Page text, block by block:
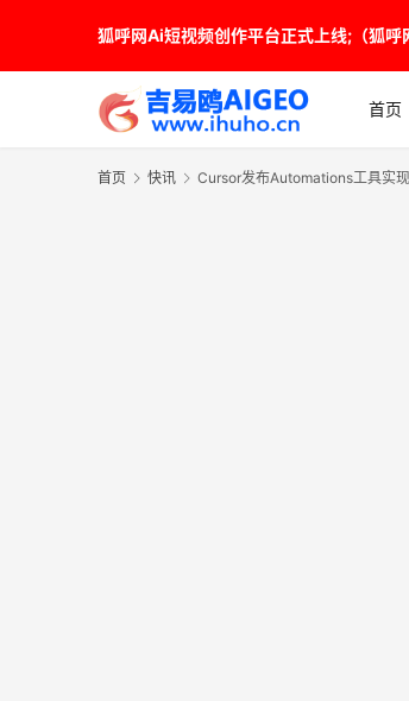
狐呼网Ai短视频创作平台正式上线;（狐
首页
首页 快讯 Cursor发布Automations工具实